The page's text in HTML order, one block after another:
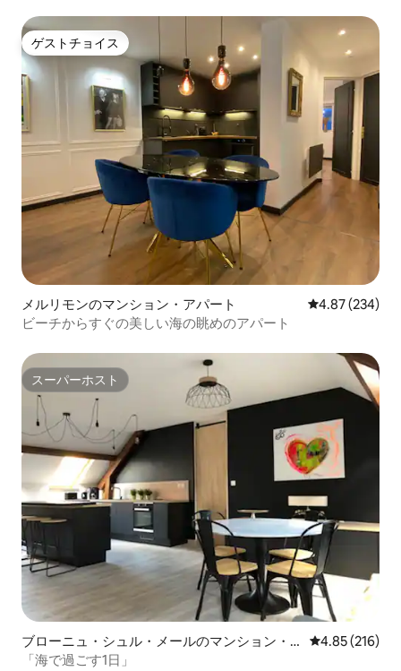
ゲストチョイス
ゲストチョイス
メルリモンのマンション・アパート レビュー234
4.87 (234)
ビーチからすぐの美しい海の眺めのアパート
スーパーホスト
スーパーホスト
ブローニュ・シュル・メールのマンション・
アパート
レビュー216
4.85 (216)
「海で過ごす1日」